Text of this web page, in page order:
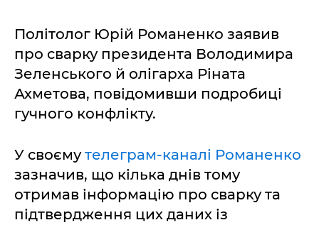
Політолог Юрій Романенко заявив
про сварку президента Володимира
Зеленського й олігарха Ріната
Ахметова, повідомивши подробиці
гучного конфлікту.
У своємутелеграм-каналі Романенко
зазначив, що кілька днів тому
отримав інформацію про сварку та
підтвердження цих даних із